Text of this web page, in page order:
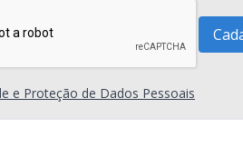
e Proteção de Dados Pessoais